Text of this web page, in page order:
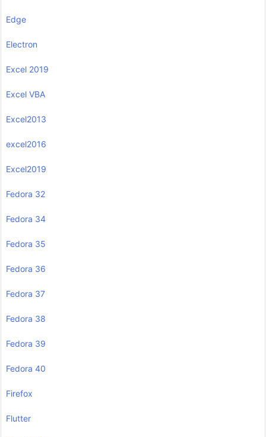
Edge
Electron
Excel 2019
Excel VBA
Excel2013
excel2016
Excel2019
Fedora 32
Fedora 34
Fedora 35
Fedora 36
Fedora 37
Fedora 38
Fedora 39
Fedora 40
Firefox
Flutter